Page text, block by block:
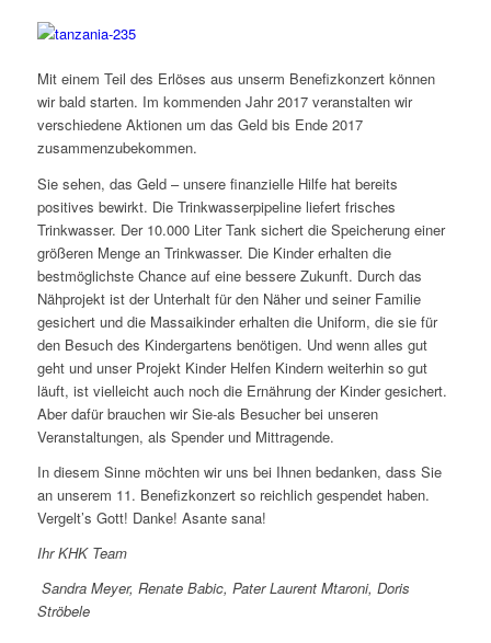
Mit einem Teil des Erlöses aus unserm Benefizkonzert können
wir bald starten. Im kommenden Jahr 2017 veranstalten wir
verschiedene Aktionen um das Geld bis Ende 2017
zusammenzubekommen.
Sie sehen, das Geld – unsere finanzielle Hilfe hat bereits
positives bewirkt. Die Trinkwasserpipeline liefert frisches
Trinkwasser. Der 10.000 Liter Tank sichert die Speicherung einer
größeren Menge an Trinkwasser. Die Kinder erhalten die
bestmöglichste Chance auf eine bessere Zukunft. Durch das
Nähprojekt ist der Unterhalt für den Näher und seiner Familie
gesichert und die Massaikinder erhalten die Uniform, die sie für
den Besuch des Kindergartens benötigen. Und wenn alles gut
geht und unser Projekt Kinder Helfen Kindern weiterhin so gut
läuft, ist vielleicht auch noch die Ernährung der Kinder gesichert.
Aber dafür brauchen wir Sie-als Besucher bei unseren
Veranstaltungen, als Spender und Mittragende.
In diesem Sinne möchten wir uns bei Ihnen bedanken, dass Sie
an unserem 11. Benefizkonzert so reichlich gespendet haben.
Vergelt’s Gott! Danke! Asante sana!
Ihr KHK Team
Sandra Meyer, Renate Babic, Pater Laurent Mtaroni, Doris
Ströbele